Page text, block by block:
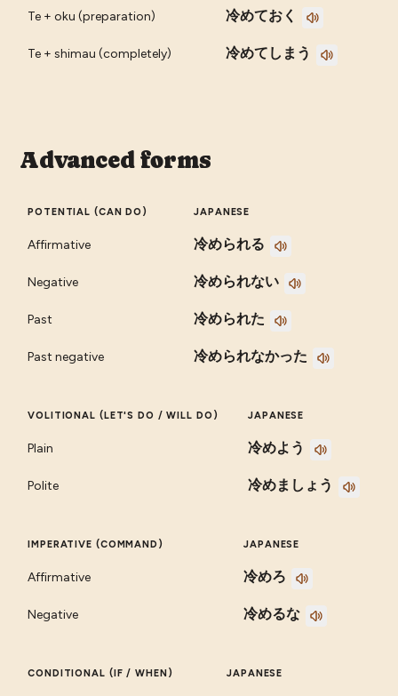
Te + oku (preparation) 冷めておく
Te + shimau (completely) 冷めてしまう
Advanced forms
POTENTIAL (CAN DO) JAPANESE
Affirmative 冷められる
Negative 冷められない
Past 冷められた
Past negative 冷められなかった
VOLITIONAL (LET'S DO / WILL DO) JAPANESE
Plain 冷めよう
Polite 冷めましょう
IMPERATIVE (COMMAND) JAPANESE
Affirmative 冷めろ
Negative 冷めるな
CONDITIONAL (IF / WHEN) JAPANESE